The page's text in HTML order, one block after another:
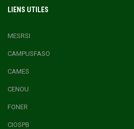
LIENS UTILES
MESRSI
CAMPUSFASO
CAMES
CENOU
FONER
CIOSPB